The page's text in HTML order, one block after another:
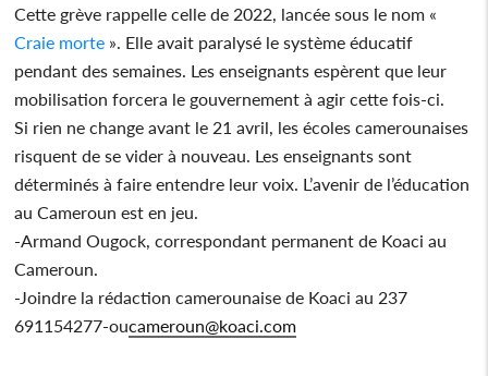
Cette grève rappelle celle de 2022, lancée sous le nom «
Craie morte ». Elle avait paralysé le système éducatif
pendant des semaines. Les enseignants espèrent que leur
mobilisation forcera le gouvernement à agir cette fois-ci.
Si rien ne change avant le 21 avril, les écoles camerounaises
risquent de se vider à nouveau. Les enseignants sont
déterminés à faire entendre leur voix. L’avenir de l’éducation
au Cameroun est en jeu.
-Armand Ougock, correspondant permanent de Koaci au
Cameroun.
-Joindre la rédaction camerounaise de Koaci au 237
691154277-oucameroun@koaci.com